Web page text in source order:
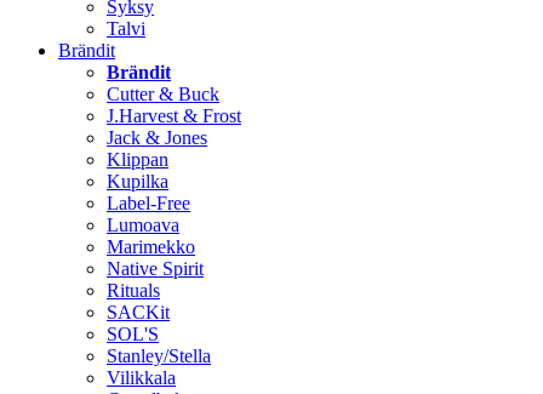
Syksy
Talvi
Brändit
Brändit
Cutter & Buck
J.Harvest & Frost
Jack & Jones
Klippan
Kupilka
Label-Free
Lumoava
Marimekko
Native Spirit
Rituals
SACKit
SOL'S
Stanley/Stella
Vilikkala